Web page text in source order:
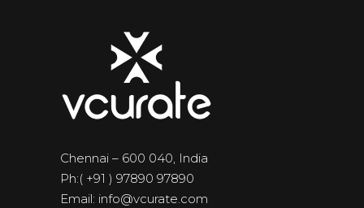
Chennai – 600 040, India
Ph:( +91 ) 97890 97890
Email: info@vcurate.com